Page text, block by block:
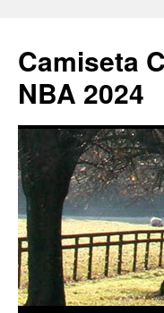
Camiseta
NBA 2024